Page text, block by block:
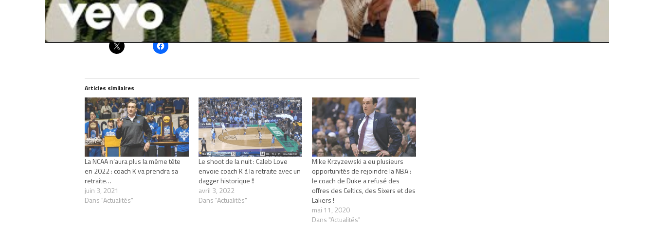
Partager :
Articles similaires
La NCAA n’aura plus la même tête
en 2022 : coach K va prendra sa
retraite…
juin 3, 2021
Dans "Actualités"
Le shoot de la nuit : Caleb Love
envoie coach K à la retraite avec un
dagger historique !!
avril 3, 2022
Dans "Actualités"
Mike Krzyzewski a eu plusieurs
opportunités de rejoindre la NBA :
le coach de Duke a refusé des
offres des Celtics, des Sixers et des
Lakers !
mai 11, 2020
Dans "Actualités"